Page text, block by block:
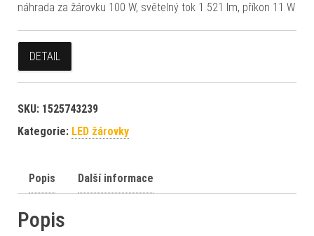
náhrada za žárovku 100 W, světelný tok 1 521 lm, příkon 11 W
DETAIL
SKU: 1525743239
Kategorie: LED žárovky
Popis Další informace
Popis